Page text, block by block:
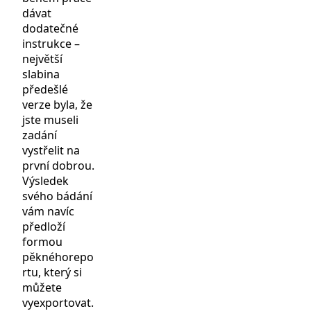
dávat
dodatečné
instrukce –
největší
slabina
předešlé
verze byla, že
jste museli
zadání
vystřelit na
první dobrou.
Výsledek
svého bádání
vám navíc
předloží
formou
pěknéhorepo
rtu, který si
můžete
vyexportovat.